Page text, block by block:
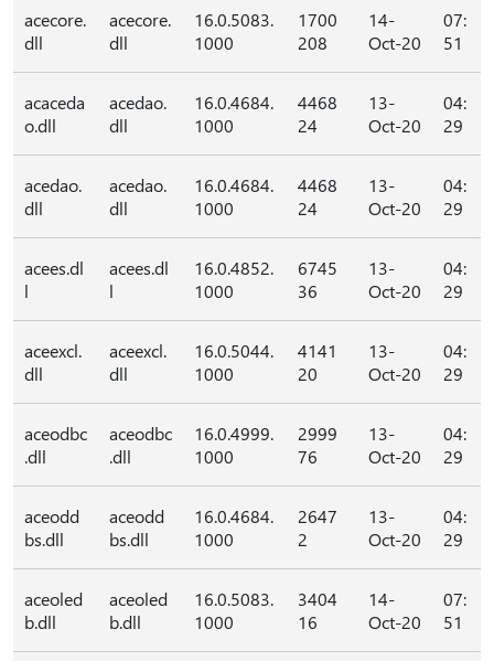
acecore.
dll
acecore.
dll
16.0.5083.
1000
1700
208
14-
Oct-20
07:
51
acaceda
o.dll
acedao.
dll
16.0.4684.
1000
4468
24
13-
Oct-20
04:
29
acedao.
dll
acedao.
dll
16.0.4684.
1000
4468
24
13-
Oct-20
04:
29
acees.dl
l
acees.dl
l
16.0.4852.
1000
6745
36
13-
Oct-20
04:
29
aceexcl.
dll
aceexcl.
dll
16.0.5044.
1000
4141
20
13-
Oct-20
04:
29
aceodbc
.dll
aceodbc
.dll
16.0.4999.
1000
2999
76
13-
Oct-20
04:
29
aceodd
bs.dll
aceodd
bs.dll
16.0.4684.
1000
2647
2
13-
Oct-20
04:
29
aceoled
b.dll
aceoled
b.dll
16.0.5083.
1000
3404
16
14-
Oct-20
07:
51